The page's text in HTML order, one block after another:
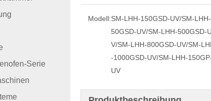
Serie
Modell:SM-LHH-150GSD-UV/SM-
50GSD-UV/SM-LHH-500GSD-U
V/SM-LHH-800GSD-UV/SM-
-1000GSD-UV/SM-LHH-
UV